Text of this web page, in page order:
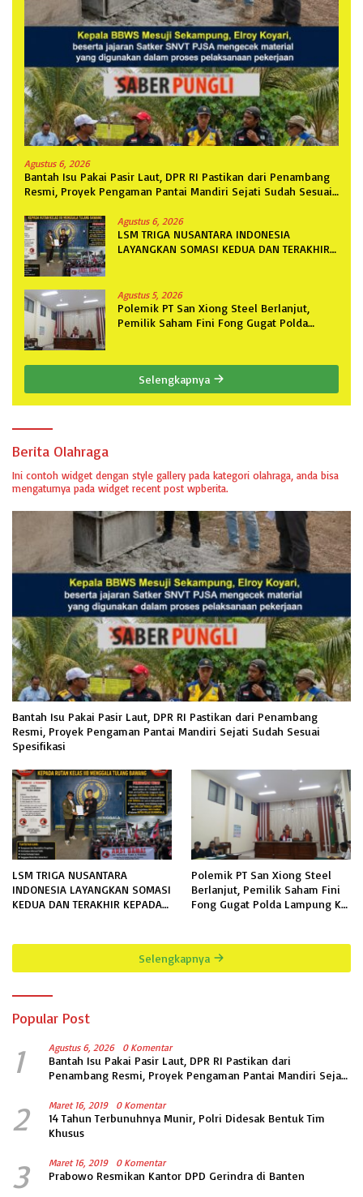
Agustus 6, 2026
Bantah Isu Pakai Pasir Laut, DPR RI Pastikan dari Penambang
Resmi, Proyek Pengaman Pantai Mandiri Sejati Sudah Sesuai
Agustus 6, 2026
LSM TRIGA NUSANTARA INDONESIA
LAYANGKAN SOMASI KEDUA DAN TERAKHIR
Agustus 5, 2026
Polemik PT San Xiong Steel Berlanjut,
Pemilik Saham Fini Fong Gugat Polda
Selengkapnya
Berita Olahraga
Ini contoh widget dengan style gallery pada kategori olahraga, anda bisa
mengaturnya pada widget recent post wpberita.
Bantah Isu Pakai Pasir Laut, DPR RI Pastikan dari Penambang
Resmi, Proyek Pengaman Pantai Mandiri Sejati Sudah Sesuai
Spesifikasi
LSM TRIGA NUSANTARA
INDONESIA LAYANGKAN SOMASI
KEDUA DAN TERAKHIR KEPADA
INFORMASI PUBLIK
Polemik PT San Xiong Steel
Berlanjut, Pemilik Saham Fini
Fong Gugat Polda Lampung Ke
Selengkapnya
Popular Post
1 Agustus 6, 2026 0 Komentar
Bantah Isu Pakai Pasir Laut, DPR RI Pastikan dari
Penambang Resmi, Proyek Pengaman Pantai Mandiri Sejati
2 Maret 16, 2019 0 Komentar
14 Tahun Terbunuhnya Munir, Polri Didesak Bentuk Tim
Khusus
3 Maret 16, 2019 0 Komentar
Prabowo Resmikan Kantor DPD Gerindra di Banten